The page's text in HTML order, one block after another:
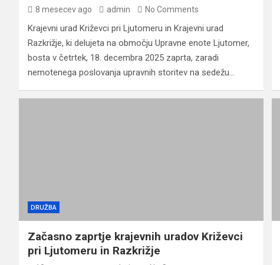
8 mesecev ago admin No Comments
Krajevni urad Križevci pri Ljutomeru in Krajevni urad
Razkrižje, ki delujeta na območju Upravne enote Ljutomer,
bosta v četrtek, 18. decembra 2025 zaprta, zaradi
nemotenega poslovanja upravnih storitev na sedežu…
DRUŽBA
Začasno zaprtje krajevnih uradov Križevci
pri Ljutomeru in Razkrižje